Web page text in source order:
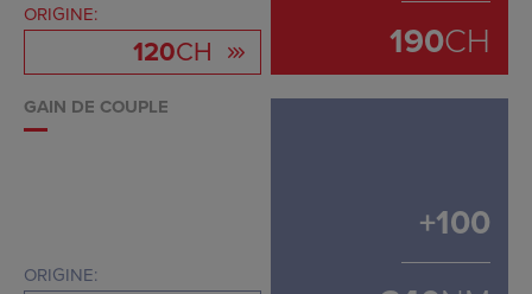
ORIGINE:
120CH
190CH
GAIN DE COUPLE
ORIGINE:
+100